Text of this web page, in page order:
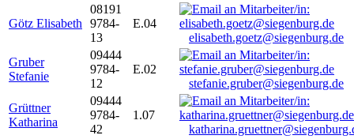
Götz Elisabeth
08191
9784-
13
E.04
elisabeth.goetz@siegenburg.de
Gruber
Stefanie
09444
9784-
12
E.02
stefanie.gruber@siegenburg.de
Grüttner
Katharina
09444
9784-
42
1.07